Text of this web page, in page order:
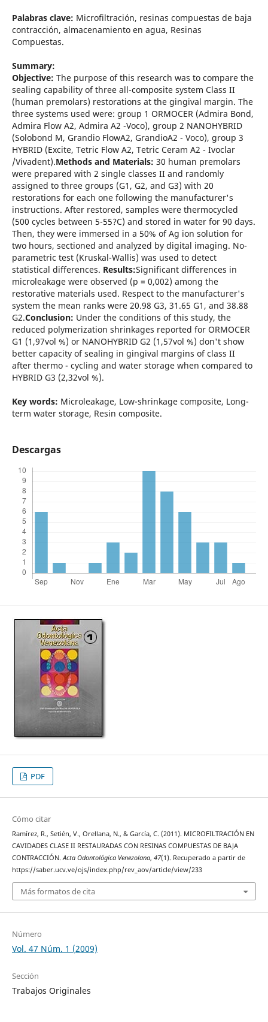
Palabras clave: Microfiltración, resinas compuestas de baja
contracción, almacenamiento en agua, Resinas
Compuestas.
Summary:
Objective: The purpose of this research was to compare the
sealing capability of three all-composite system Class II
(human premolars) restorations at the gingival margin. The
three systems used were: group 1 ORMOCER (Admira Bond,
Admira Flow A2, Admira A2 -Voco), group 2 NANOHYBRID
(Solobond M, Grandio FlowA2, GrandioA2 - Voco), group 3
HYBRID (Excite, Tetric Flow A2, Tetric Ceram A2 - Ivoclar
/Vivadent).Methods and Materials: 30 human premolars
were prepared with 2 single classes II and randomly
assigned to three groups (G1, G2, and G3) with 20
restorations for each one following the manufacturer's
instructions. After restored, samples were thermocycled
(500 cycles between 5-55?C) and stored in water for 90 days.
Then, they were immersed in a 50% of Ag ion solution for
two hours, sectioned and analyzed by digital imaging. No-
parametric test (Kruskal-Wallis) was used to detect
statistical differences. Results:Significant differences in
microleakage were observed (p = 0,002) among the
restorative materials used. Respect to the manufacturer's
system the mean ranks were 20.98 G3, 31.65 G1, and 38.88
G2.Conclusion: Under the conditions of this study, the
reduced polymerization shrinkages reported for ORMOCER
G1 (1,97vol %) or NANOHYBRID G2 (1,57vol %) don't show
better capacity of sealing in gingival margins of class II
after thermo - cycling and water storage when compared to
HYBRID G3 (2,32vol %).
Key words: Microleakage, Low-shrinkage composite, Long-
term water storage, Resin composite.
Descargas
PDF
Cómo citar
Ramírez, R., Setién, V., Orellana, N., & García, C. (2011). MICROFILTRACIÓN EN
CAVIDADES CLASE II RESTAURADAS CON RESINAS COMPUESTAS DE BAJA
CONTRACCIÓN.Acta Odontológica Venezolana, 47(1). Recuperado a partir de
https://saber.ucv.ve/ojs/index.php/rev_aov/article/view/233
Más formatos de cita
Número
Vol. 47 Núm. 1 (2009)
Sección
Trabajos Originales